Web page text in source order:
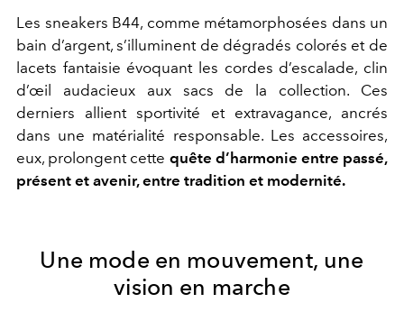
Les sneakers B44, comme métamorphosées dans un
bain d’argent, s’illuminent de dégradés colorés et de
lacets fantaisie évoquant les cordes d’escalade, clin
d’œil audacieux aux sacs de la collection. Ces
derniers allient sportivité et extravagance, ancrés
dans une matérialité responsable. Les accessoires,
eux, prolongent cette quête d’harmonie entre passé,
présent et avenir, entre tradition et modernité.
Une mode en mouvement, une
vision en marche